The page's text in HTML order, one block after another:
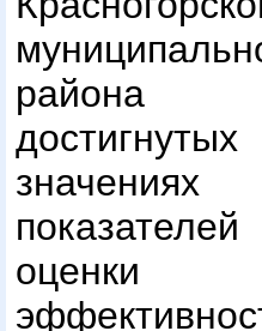
достигнутых
значениях
оценки